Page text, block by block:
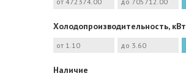
Холодопроизводительность, кВт
Наличие